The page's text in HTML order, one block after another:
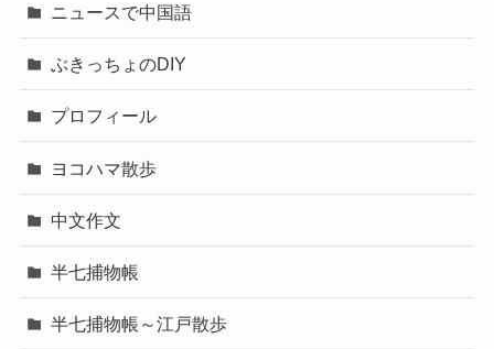
ニュースで中国語
ぶきっちょのDIY
プロフィール
ヨコハマ散歩
中文作文
半七捕物帳
半七捕物帳～江戸散歩